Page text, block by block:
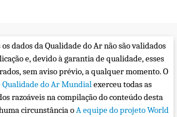
os dados da Qualidade do Ar não são validados
e, devido à garantia de qualidade, esses
sem aviso prévio, a qualquer momento. O
Qualidade do Ar Mundialexerceu todas as
razoáveis na compilação do conteúdo desta
circunstância oA equipe do projeto World